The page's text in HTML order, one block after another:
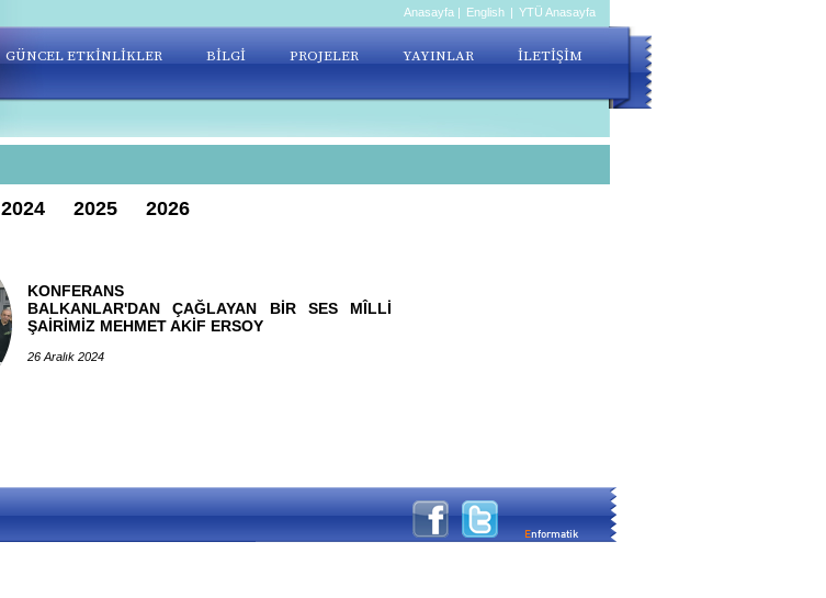
Anasayfa | English | YTÜ Anasayfa
GÜNCEL ETKİNLİKLER BİLGİ PROJELER YAYINLAR İLETİŞİM
2024 2025 2026
KONFERANS
BALKANLAR'DAN ÇAĞLAYAN BİR SES MÎLLİ
ŞAİRİMİZ MEHMET AKİF ERSOY
26 Aralık 2024
Enformatik